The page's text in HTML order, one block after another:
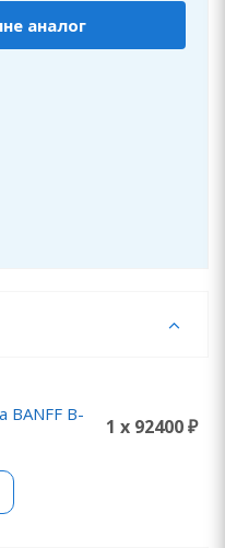
аналог
BANFF B-
1 x 92400 ₽